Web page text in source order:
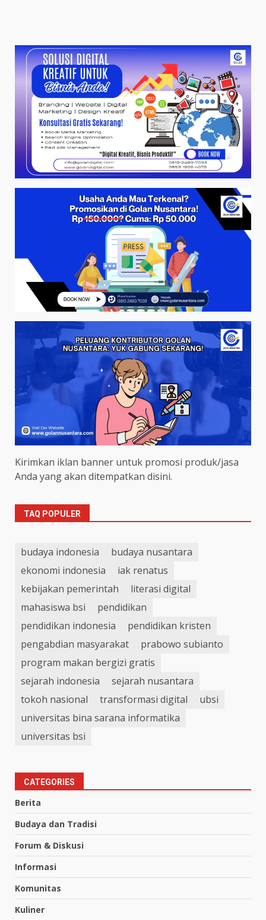
Kirimkan iklan banner untuk promosi produk/jasa
Anda yang akan ditempatkan disini.
TAQ POPULER
budaya indonesia
budaya nusantara
ekonomi indonesia
iak renatus
kebijakan pemerintah
literasi digital
mahasiswa bsi
pendidikan
pendidikan indonesia
pendidikan kristen
pengabdian masyarakat
prabowo subianto
program makan bergizi gratis
sejarah indonesia
sejarah nusantara
tokoh nasional
transformasi digital
ubsi
universitas bina sarana informatika
universitas bsi
CATEGORIES
Berita
Budaya dan Tradisi
Forum & Diskusi
Informasi
Komunitas
Kuliner